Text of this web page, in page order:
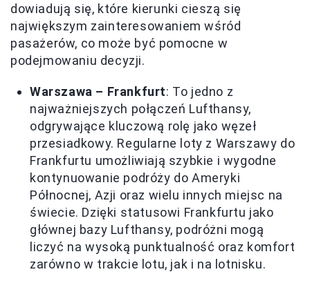
dowiadują się, które kierunki cieszą się
największym zainteresowaniem wśród
pasażerów, co może być pomocne w
podejmowaniu decyzji.
Warszawa – Frankfurt: To jedno z
najważniejszych połączeń Lufthansy,
odgrywające kluczową rolę jako węzeł
przesiadkowy. Regularne loty z Warszawy do
Frankfurtu umożliwiają szybkie i wygodne
kontynuowanie podróży do Ameryki
Północnej, Azji oraz wielu innych miejsc na
świecie. Dzięki statusowi Frankfurtu jako
głównej bazy Lufthansy, podróżni mogą
liczyć na wysoką punktualność oraz komfort
zarówno w trakcie lotu, jak i na lotnisku.